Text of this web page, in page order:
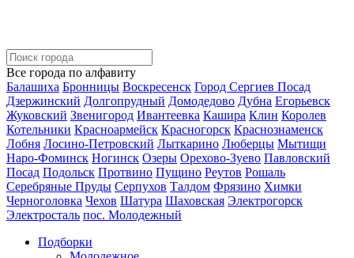
Все города по алфавиту
Балашиха Бронницы Воскресенск Город Сергиев Посад
Дзержинский Долгопрудный Домодедово Дубна Егорьевск
Жуковский Звенигород Ивантеевка Кашира Клин Королев
Котельники Красноармейск Красногорск Краснознаменск
Лобня Лосино-Петровский Лыткарино Люберцы Мытищи
Наро-Фоминск Ногинск Озеры Орехово-Зуево Павловский
Посад Подольск Протвино Пущино Реутов Рошаль
Серебряные Пруды Серпухов Талдом Фрязино Химки
Черноголовка Чехов Шатура Шаховская Электрогорск
Электросталь пос. Молодежный
Подборки